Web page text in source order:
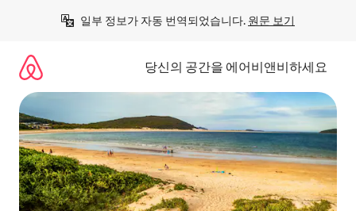
일부 정보가 자동 번역되었습니다. 원문 보기
당신의 공간을 에어비앤비하세요